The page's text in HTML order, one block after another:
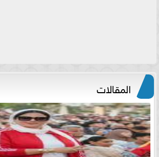
المقالات